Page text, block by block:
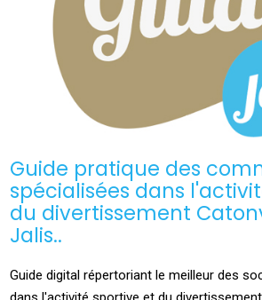
Guide pratique des
spécialisées dans
du divertissement
Jalis..
Guide digital répertoriant le meilleur des